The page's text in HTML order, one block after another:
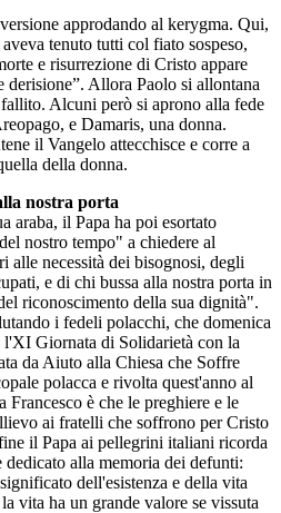
approdando al kerygma. Qui,
tenuto tutti col fiato sospeso,
e risurrezione di Cristo appare
derisione”. Allora Paolo si allontana
Alcuni però si aprono alla fede
e Damaris, una donna.
il Vangelo attecchisce e corre a
della donna.
nostra porta
araba, il Papa ha poi esortato
nostro tempo" a chiedere al
alle necessità dei bisognosi, degli
e di chi bussa alla nostra porta in
riconoscimento della sua dignità".
i fedeli polacchi, che domenica
l'XI Giornata di Solidarietà con la
da Aiuto alla Chiesa che Soffre
polacca e rivolta quest'anno al
Francesco è che le preghiere e le
ai fratelli che soffrono per Cristo
il Papa ai pellegrini italiani ricorda
dedicato alla memoria dei defunti:
dell'esistenza e della vita
vita ha un grande valore se vissuta